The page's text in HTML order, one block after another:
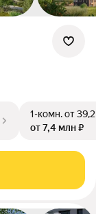
1-комн.от
от 7,4 млн ₽